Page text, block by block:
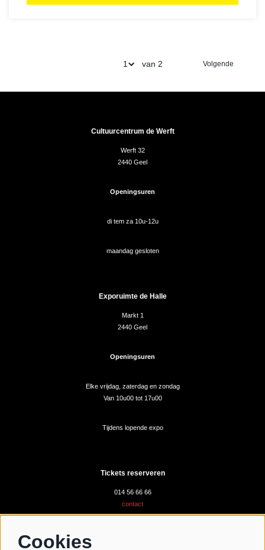
van 2 Volgende
Cultuurcentrum de Werft
Werft 32
2440 Geel
Openingsuren
di tem za 10u-12u
maandag gesloten
Exporuimte de Halle
Markt 1
2440 Geel
Openingsuren
Elke vrijdag, zaterdag en zondag
Van 10u00 tot 17u00
Tijdens lopende expo
Tickets reserveren
014 56 66 66
contact
Cookies